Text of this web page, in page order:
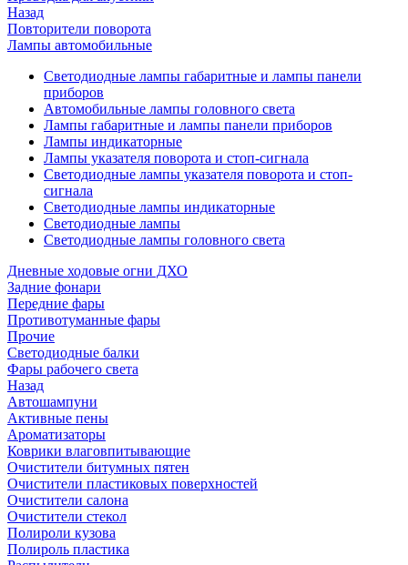
Назад
Повторители поворота
Лампы автомобильные
Светодиодные лампы габаритные и лампы панели
приборов
Автомобильные лампы головного света
Лампы габаритные и лампы панели приборов
Лампы индикаторные
Лампы указателя поворота и стоп-сигнала
Светодиодные лампы указателя поворота и стоп-
сигнала
Светодиодные лампы индикаторные
Светодиодные лампы
Светодиодные лампы головного света
Дневные ходовые огни ДХО
Задние фонари
Передние фары
Противотуманные фары
Прочие
Светодиодные балки
Фары рабочего света
Назад
Автошампуни
Активные пены
Ароматизаторы
Коврики влаговпитывающие
Очистители битумных пятен
Очистители пластиковых поверхностей
Очистители салона
Очистители стекол
Полироли кузова
Полироль пластика